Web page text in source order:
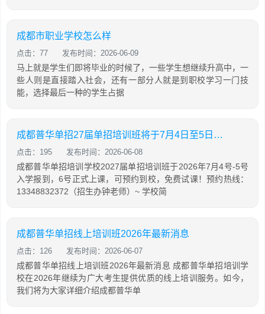
成都市职业学校怎么样
点击：77 发布时间：2026-06-09
马上就是学生们即将毕业的时候了，一些学生想继续升高中，一
些人则是直接踏入社会，还有一部分人就是到职校学习一门技
能，选择最后一种的学生占据
成都普华单招27届单招培训班将于7月4日至5日报道，6日正式上课！
点击：195 发布时间：2026-06-08
成都普华单招培训学校2027届单招培训班于2026年7月4号-5号
入学报到，6号正式上课，可预约到校，免费试课！预约热线：
13348832372（招生办钟老师）~ 学校简
成都普华单招线上培训班2026年最新消息
点击：126 发布时间：2026-06-07
成都普华单招线上培训班2026年最新消息 成都普华单招培训学
校在2026年继续为广大考生提供优质的线上培训服务。如今，
我们将为大家详细介绍成都普华单